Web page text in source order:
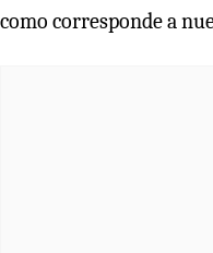
como corresponde a